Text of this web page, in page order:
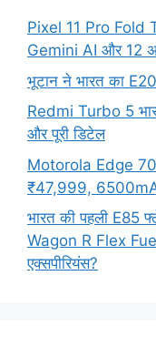
Pixel 11 Pro
Gemini AI और 12
भूटान ने भारत का E20
Redmi Turbo 5
और पूरी डिटेल
Motorola Edge 70
₹47,999,
भारत की पहली E85
Wagon R Flex Fuel
एक्सपीरियंस?